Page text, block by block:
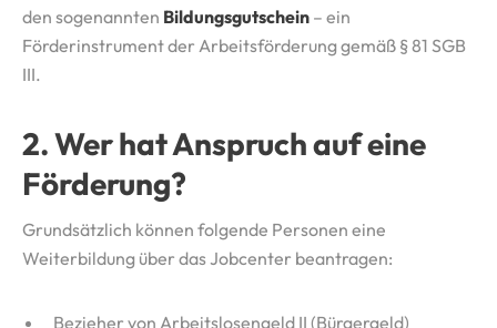
den sogenannten Bildungsgutschein – ein
Förderinstrument der Arbeitsförderung gemäß § 81 SGB
III.
2. Wer hat Anspruch auf eine
Förderung?
Grundsätzlich können folgende Personen eine
Weiterbildung über das Jobcenter beantragen:
Bezieher von Arbeitslosengeld II (Bürgergeld)